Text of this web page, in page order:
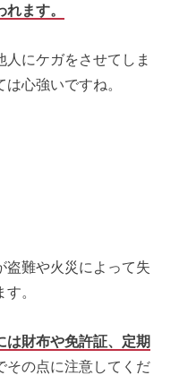
ます。
にケガをさせてしま
心強いですね。
盗難や火災によって失
。
は財布や免許証、定期
その点に注意してくだ